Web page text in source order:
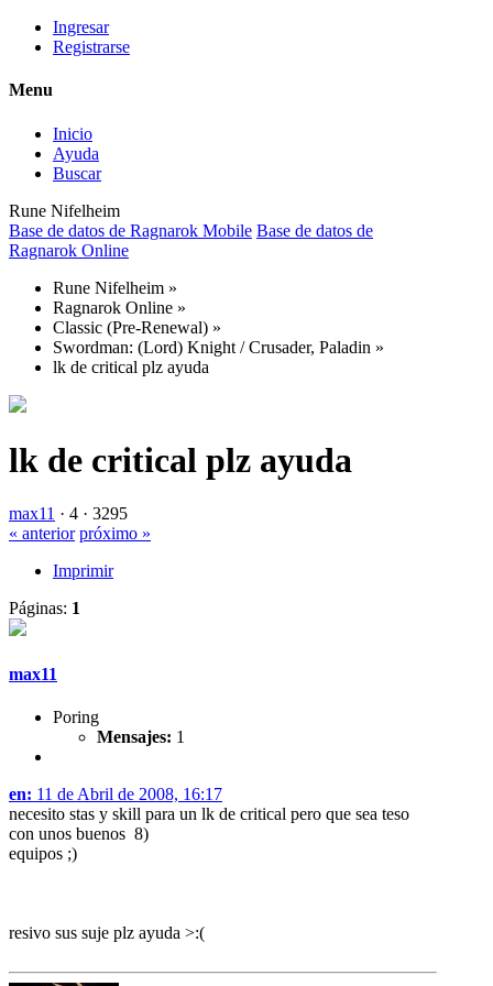
Ingresar
Registrarse
Menu
Inicio
Ayuda
Buscar
Rune Nifelheim
Base de datos de Ragnarok Mobile Base de datos de
Ragnarok Online
Rune Nifelheim »
Ragnarok Online »
Classic (Pre-Renewal) »
Swordman: (Lord) Knight / Crusader, Paladin »
lk de critical plz ayuda
lk de critical plz ayuda
max11 · 4 · 3295
« anterior próximo »
Imprimir
Páginas: 1
max11
Poring
Mensajes: 1
en: 11 de Abril de 2008, 16:17
necesito stas y skill para un lk de critical pero que sea teso
con unos buenos 8)
equipos ;)
resivo sus suje plz ayuda >:(